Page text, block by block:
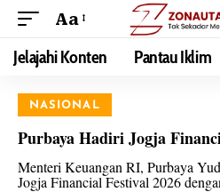
Aa
Jelajahi Konten Pantau Iklim
NASIONAL
Purbaya Hadiri Jogja
Menteri Keuangan RI, Purbaya
Jogja Financial Festival 2026